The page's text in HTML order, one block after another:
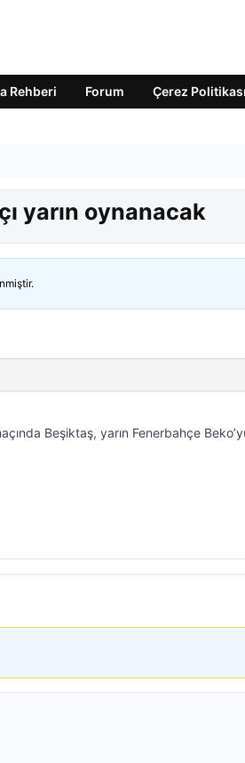
Rehberi Forum Çerez Politikası
yarın oynanacak
Beşiktaş, yarın Fenerbahçe